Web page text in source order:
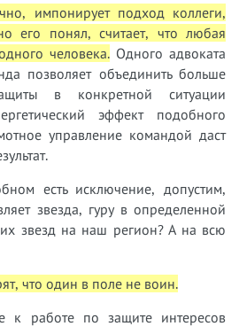
импонирует подход коллеги,
его понял, считает, что любая
человека.Одного адвоката
позволяет объединить больше
в конкретной ситуации
эффект подобного
управление командой даст
есть исключение, допустим,
звезда, гуру в определенной
звезд на наш регион? А на всю
что один в поле не воин.
к работе по защите интересов